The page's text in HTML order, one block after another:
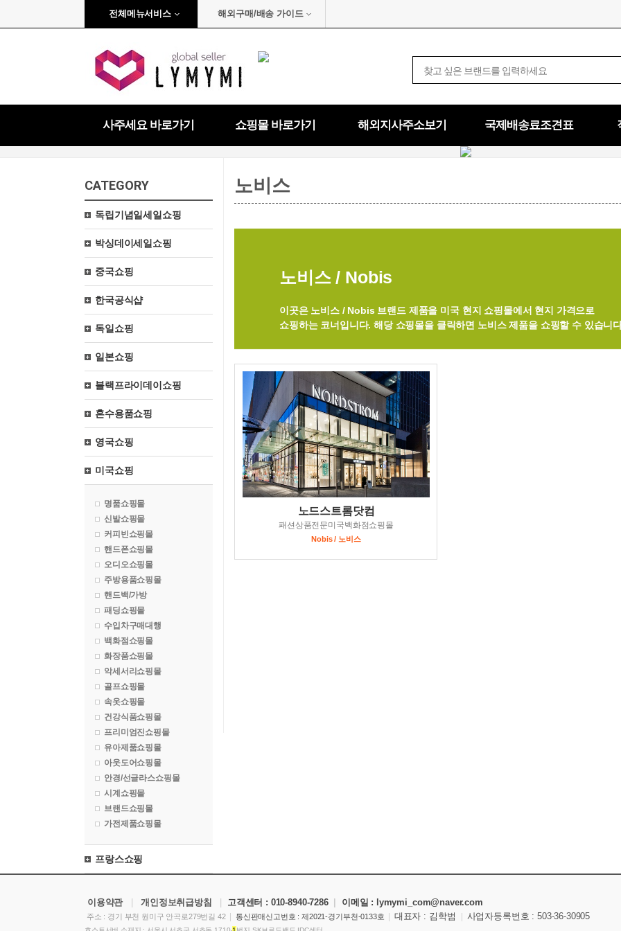
전체메뉴서비스 해외구매/배송 가이드
사주세요 바로가기 쇼핑몰 바로가기 해외지사주소보기 국제배송료조견표
CATEGORY
독립기념일세일쇼핑
박싱데이세일쇼핑
중국쇼핑
한국공식샵
독일쇼핑
일본쇼핑
블랙프라이데이쇼핑
혼수용품쇼핑
영국쇼핑
미국쇼핑
명품쇼핑몰
신발쇼핑몰
커피빈쇼핑몰
핸드폰쇼핑몰
오디오쇼핑몰
주방용품쇼핑몰
핸드백/가방
패딩쇼핑몰
수입차구매대행
백화점쇼핑몰
화장품쇼핑몰
악세서리쇼핑몰
골프쇼핑몰
속옷쇼핑몰
건강식품쇼핑몰
프리미엄진쇼핑몰
유아제품쇼핑몰
아웃도어쇼핑몰
안경/선글라스쇼핑몰
시계쇼핑몰
브랜드쇼핑몰
가전제품쇼핑몰
프랑스쇼핑
노비스
노비스 / Nobis
이곳은 노비스 / Nobis 브랜드 제품을 미국 현지 쇼핑몰에서 현지 가격으로
쇼핑하는 코너입니다. 해당 쇼핑몰을 클릭하면 노비스 제품을 쇼핑할 수 있습니
노드스트롬닷컴
패션상품전문미국백화점쇼핑몰
Nobis / 노비스
이용약관 |개인정보취급방침 고객센터 : 010-8940-7286 이메일 : lymymi_com@naver.com
주소 : 경기 부천 원미구 안곡로279번길 42 | 통신판매신고번호 : 제2021-경기부천-0133호 | 대표자 : 김학범 | 사업자등록번호 : 503-36-30905